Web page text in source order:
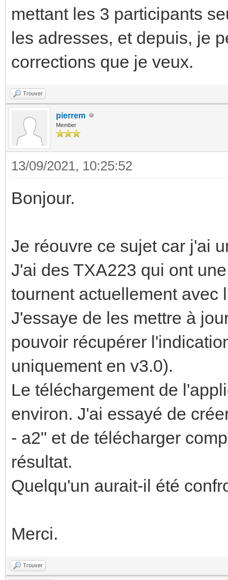
mettant les 3 participants
les adresses, et depuis, je
corrections que je veux.
Trouver
pierrem
Member
13/09/2021, 10:25:52
Bonjour.
Je réouvre ce sujet car j'ai
J'ai des TXA223 qui ont
tournent actuellement avec
J'essaye de les mettre à
pouvoir récupérer
uniquement en v3.0).
Le téléchargement de
environ. J'ai essayé de
- a2" et de télécharger
résultat.
Quelqu'un aurait-il été
Merci.
Trouver